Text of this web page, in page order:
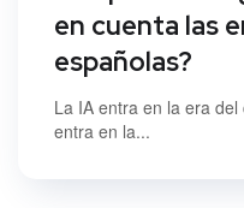
en cuenta las
españolas?
La IA entra en la era
entra en la...